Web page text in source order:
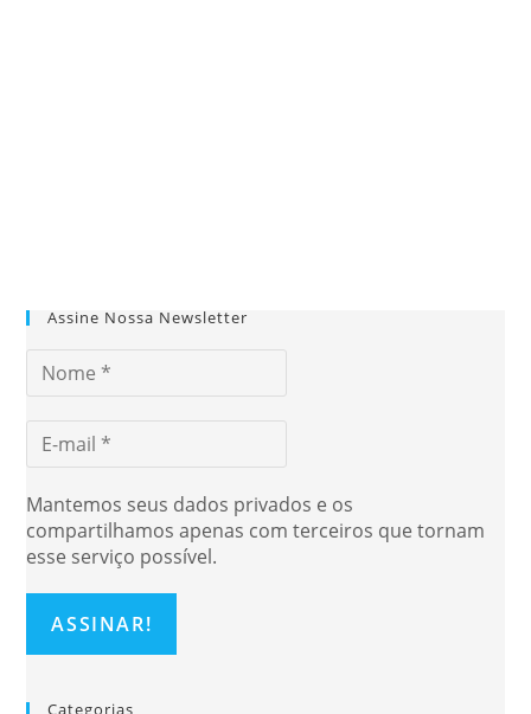
Assine Nossa Newsletter
Mantemos seus dados privados e os
compartilhamos apenas com terceiros que tornam
esse serviço possível.
Categorias